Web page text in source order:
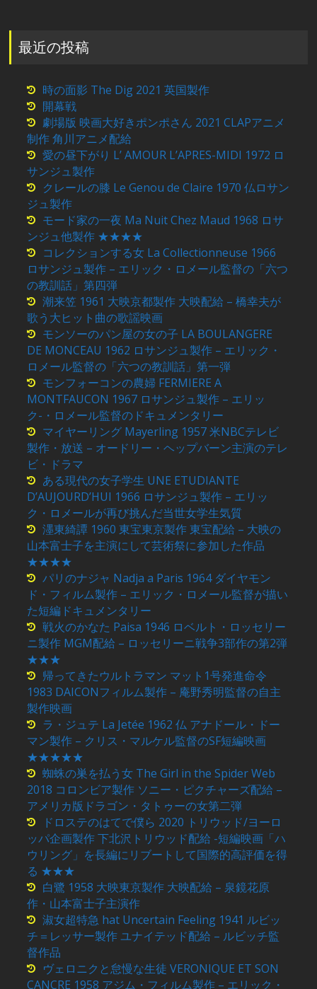
最近の投稿
時の面影 The Dig 2021 英国製作
開幕戦
劇場版 映画大好きポンポさん 2021 CLAPアニメ
制作 角川アニメ配給
愛の昼下がり L’ AMOUR L’APRES-MIDI 1972 ロ
サンジュ製作
クレールの膝 Le Genou de Claire 1970 仏ロサン
ジュ製作
モード家の一夜 Ma Nuit Chez Maud 1968 ロサ
ンジュ他製作 ★★★★
コレクションする女 La Collectionneuse 1966
ロサンジュ製作 – エリック・ロメール監督の「六つ
の教訓話」第四弾
潮来笠 1961 大映京都製作 大映配給 – 橋幸夫が
歌う大ヒット曲の歌謡映画
モンソーのパン屋の女の子 LA BOULANGERE
DE MONCEAU 1962 ロサンジュ製作 – エリック・
ロメール監督の「六つの教訓話」第一弾
モンフォーコンの農婦 FERMIERE A
MONTFAUCON 1967 ロサンジュ製作 – エリッ
ク-・ロメール監督のドキュメンタリー
マイヤーリング Mayerling 1957 米NBCテレビ
製作・放送 – オードリー・ヘップバーン主演のテレ
ビ・ドラマ
ある現代の女子学生 UNE ETUDIANTE
D’AUJOURD’HUI 1966 ロサンジュ製作 – エリッ
ク・ロメールが再び挑んだ当世女学生気質
濹東綺譚 1960 東宝東京製作 東宝配給 – 大映の
山本富士子を主演にして芸術祭に参加した作品
★★★★
パリのナジャ Nadja a Paris 1964 ダイヤモン
ド・フィルム製作 – エリック・ロメール監督が描い
た短編ドキュメンタリー
戦火のかなた Paisa 1946 ロベルト・ロッセリー
ニ製作 MGM配給 – ロッセリーニ戦争3部作の第2弾
★★★
帰ってきたウルトラマン マット1号発進命令
1983 DAICONフィルム製作 – 庵野秀明監督の自主
製作映画
ラ・ジュテ La Jetée 1962 仏 アナドール・ドー
マン製作 – クリス・マルケル監督のSF短編映画
★★★★★
蜘蛛の巣を払う女 The Girl in the Spider Web
2018 コロンビア製作 ソニー・ピクチャーズ配給 –
アメリカ版ドラゴン・タトゥーの女第二弾
ドロステのはてで僕ら 2020 トリウッド/ヨーロ
ッパ企画製作 下北沢トリウッド配給 -短編映画「ハ
ウリング」を長編にリブートして国際的高評価を得
る ★★★
白鷺 1958 大映東京製作 大映配給 – 泉鏡花原
作・山本富士子主演作
淑女超特急 hat Uncertain Feeling 1941 ルビッ
チ＝レッサー製作 ユナイテッド配給 – ルビッチ監
督作品
ヴェロニクと怠慢な生徒 VERONIQUE ET SON
CANCRE 1958 アジム・フィルム製作 – エリック・